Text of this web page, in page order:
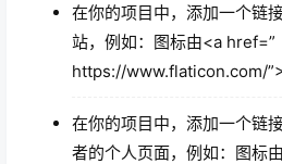
在你的项目中，添加一个链
站，例如：图标由<a href=”
https://www.flaticon.com/
在你的项目中，添加一个链
者的个人页面，例如：图标